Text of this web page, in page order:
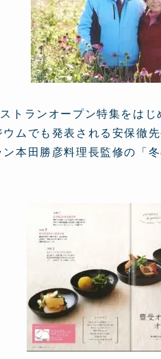
トランオープン特集をは
ムでも発表される安保徹
本田勝彦料理長監修の「